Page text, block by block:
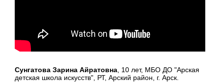
Сунгатова Зарина Айратовна , 10 лет, МБО ДО "Арская
детская школа искусств", РТ, Арский район, г. Арск.